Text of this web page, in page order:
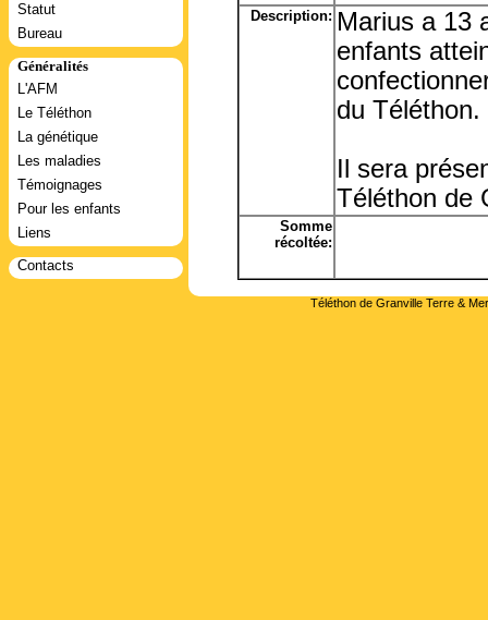
Statut
Bureau
Généralités
L'AFM
Le Téléthon
La génétique
Les maladies
Témoignages
Pour les enfants
Liens
Contacts
Description: Marius a 13
enfants
du Téléthon.
Il sera
Téléthon de
Somme
récoltée:
Téléthon de Granville Terre &